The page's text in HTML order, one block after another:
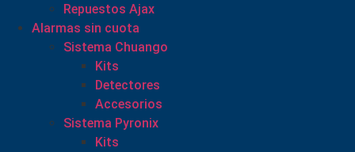
Repuestos Ajax
Alarmas sin cuota
Sistema Chuango
Kits
Detectores
Accesorios
Sistema Pyronix
Kits